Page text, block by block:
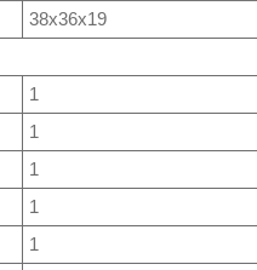
38х36х19
1
1
1
1
1